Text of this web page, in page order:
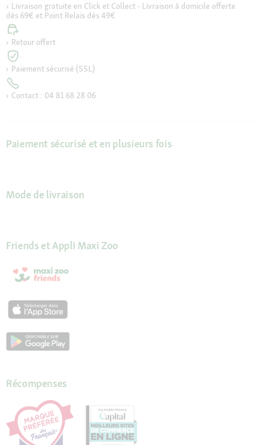
Livraison gratuite en Click et Collect - Livraison à domicile offerte
dès 69€ et Point Relais dès 49€
Retour offert
Paiement sécurisé (SSL)
Contact : 04 81 68 28 06
Paiement sécurisé et en plusieurs fois
Mode de livraison
Friends et Appli Maxi Zoo
Récompenses